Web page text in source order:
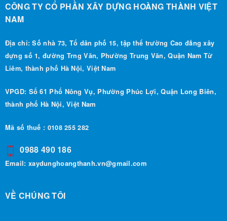
CÔNG TY CỔ PHẦN XÂY DỰNG HOÀNG THÀNH VIỆT
NAM
Địa chỉ: Số nhà 73, Tổ dân phố 15, tập thể trường Cao đẳng xây
dựng số 1, đường Trng Văn, Phường Trung Văn, Quận Nam Từ
Liêm, thành phố Hà Nội, Việt Nam
VPGD: Số 61 Phố Nông Vụ, Phường Phúc Lợi, Quận Long Biên,
thành phố Hà Nội, Việt Nam
Mã số thuế : 0108 255 282
0988 490 186
Email: xaydunghoangthanh.vn@gmail.com
VỀ CHÚNG TÔI